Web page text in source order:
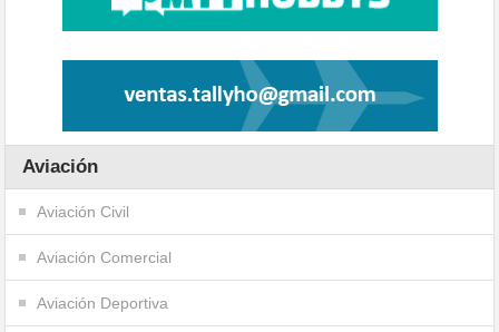
Aviación
Aviación Civil
Aviación Comercial
Aviación Deportiva